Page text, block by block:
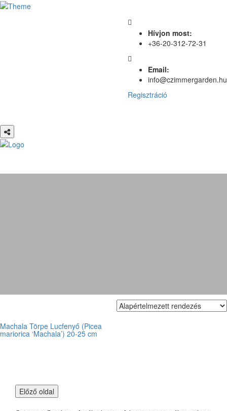
Hívjon most:
+36-20-312-72-31
Email:
info@czimmergarden.hu
Regisztráció
Machala Törpe Lucfenyő (Picea
mariorica ‘Machala’) 20-25 cm